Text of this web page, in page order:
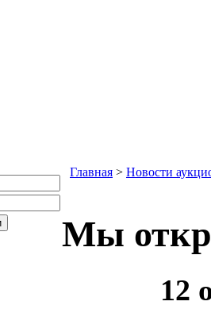
Главная > Новости
Мы
12